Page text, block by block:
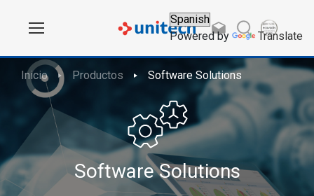
Powered by Translate
Inicio Productos Software Solutions
Software Solutions